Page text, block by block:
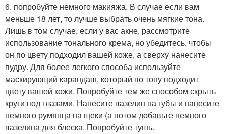
6. попробуйте немного макияжа. В случае если вам
меньше 18 лет, то лучше выбрать очень мягкие тона.
Лишь в том случае, если у вас акне, рассмотрите
использование тонального крема, но убедитесь, чтобы
он по цвету подходил вашей коже, а сверху нанесите
пудру. Для более легкого способа используйте
маскирующий карандаш, который по тону подходит
цвету вашей кожи. Попробуйте тем же способом скрыть
круги под глазами. Нанесите вазелин на губы и нанесите
немного румянца на щеки (а потом добавьте немного
вазелина для блеска. Попробуйте тушь.